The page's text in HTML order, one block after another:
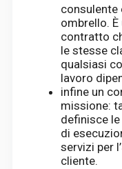
consulente
ombrello. È
contratto
le stesse
qualsiasi
lavoro
infine un
missione:
definisce
di
servizi per
cliente.